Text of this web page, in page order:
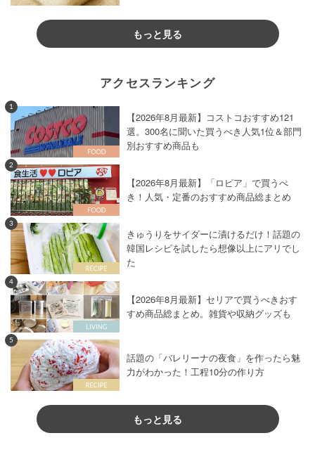
もっと見る
アクセスランキング
1
【2026年8月最新】コストコおすすめ121
選。300名に聞いた買うべき人気1位＆部門
別おすすめ商品も
2
【2026年8月最新】「ロピア」で買うべ
き！人気・定番のおすすめ商品総まとめ
3
きゅうりをサイダーに漬けるだけ！話題の
韓国レシピを試したら想像以上にアリでし
た
4
【2026年8月最新】セリアで買うべきおす
すめ商品総まとめ。雑貨や収納グッズも
5
話題の「バレリーナの夜食」を作ったら魅
力がわかった！工程10分の作り方
もっと見る